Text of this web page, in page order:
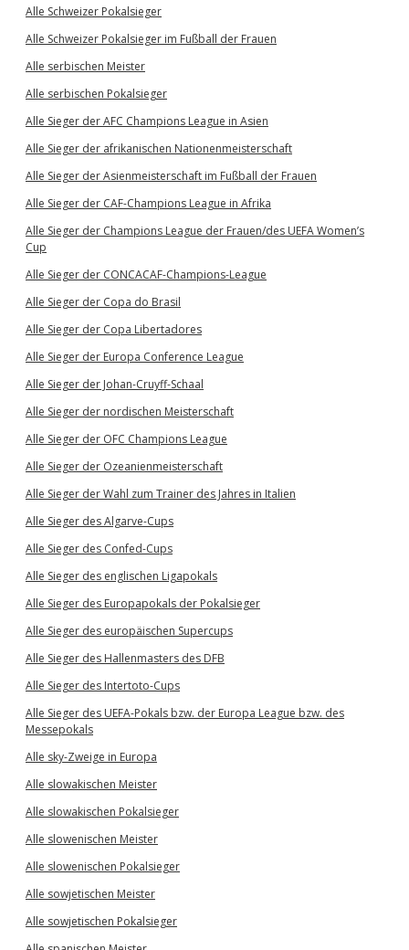
Alle Schweizer Pokalsieger
Alle Schweizer Pokalsieger im Fußball der Frauen
Alle serbischen Meister
Alle serbischen Pokalsieger
Alle Sieger der AFC Champions League in Asien
Alle Sieger der afrikanischen Nationenmeisterschaft
Alle Sieger der Asienmeisterschaft im Fußball der Frauen
Alle Sieger der CAF-Champions League in Afrika
Alle Sieger der Champions League der Frauen/des UEFA Women’s
Cup
Alle Sieger der CONCACAF-Champions-League
Alle Sieger der Copa do Brasil
Alle Sieger der Copa Libertadores
Alle Sieger der Europa Conference League
Alle Sieger der Johan-Cruyff-Schaal
Alle Sieger der nordischen Meisterschaft
Alle Sieger der OFC Champions League
Alle Sieger der Ozeanienmeisterschaft
Alle Sieger der Wahl zum Trainer des Jahres in Italien
Alle Sieger des Algarve-Cups
Alle Sieger des Confed-Cups
Alle Sieger des englischen Ligapokals
Alle Sieger des Europapokals der Pokalsieger
Alle Sieger des europäischen Supercups
Alle Sieger des Hallenmasters des DFB
Alle Sieger des Intertoto-Cups
Alle Sieger des UEFA-Pokals bzw. der Europa League bzw. des
Messepokals
Alle sky-Zweige in Europa
Alle slowakischen Meister
Alle slowakischen Pokalsieger
Alle slowenischen Meister
Alle slowenischen Pokalsieger
Alle sowjetischen Meister
Alle sowjetischen Pokalsieger